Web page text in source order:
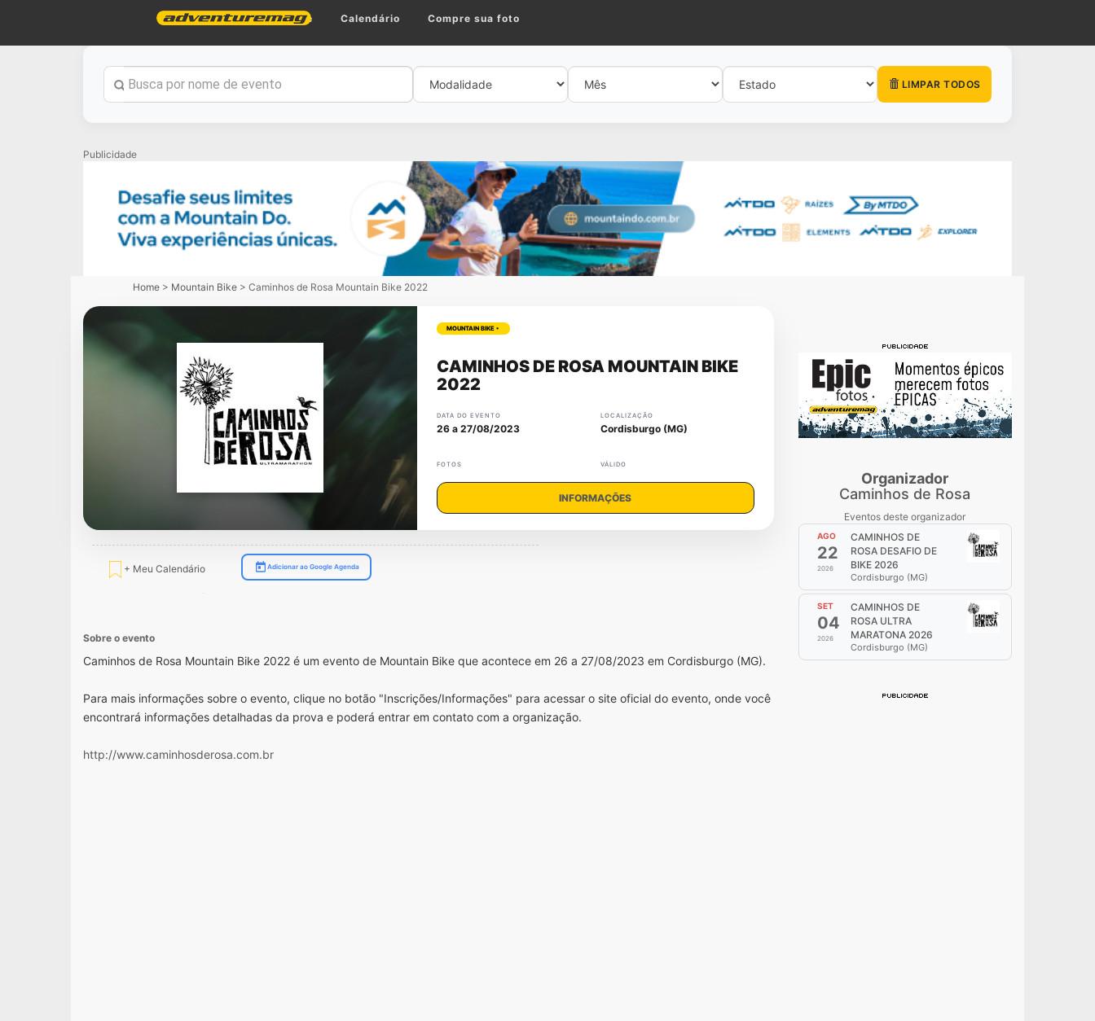
Home Calendário Compre sua foto
LIMPAR TODOS
Publicidade
Home > Mountain Bike > Caminhos de Rosa Mountain Bike 2022
MOUNTAIN BIKE •
CAMINHOS DE ROSA MOUNTAIN BIKE
2022
DATA DO EVENTO
26 a 27/08/2023
LOCALIZAÇÃO
Cordisburgo (MG)
FOTOS VÁLIDO
INFORMAÇÕES
+ Meu Calendário Adicionar ao Google Agenda
Sobre o evento
Caminhos de Rosa Mountain Bike 2022 é um evento de Mountain Bike que acontece em 26 a 27/08/2023 em Cordisburgo (MG).
Para mais informações sobre o evento, clique no botão "Inscrições/Informações" para acessar o site oficial do evento, onde você
encontrará informações detalhadas da prova e poderá entrar em contato com a organização.
http://www.caminhosderosa.com.br
Organizador
Caminhos de Rosa
Eventos deste organizador
AGO
22
2026
CAMINHOS DE
ROSA DESAFIO DE
BIKE 2026
Cordisburgo (MG)
SET
04
2026
CAMINHOS DE
ROSA ULTRA
MARATONA 2026
Cordisburgo (MG)